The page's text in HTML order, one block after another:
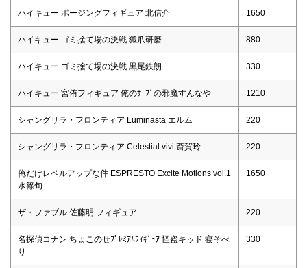
ハイキュー ポージングフィギュア 北信介 1650
ハイキュー ゴミ捨て場の決戦 狐爪研磨 880
ハイキュー ゴミ捨て場の決戦 黒尾鉄朗 330
ハイキュー 宮侑フィギュア 俺のｻｰﾌﾞの邪魔すんなや 1210
シャングリラ・フロンティア Luminasta エルム 220
シャングリラ・フロンティア Celestial vivi 斎賀玲 220
俺だけレベルアップな件 ESPRESTO Excite Motions vol.1
水篠旬
1650
ザ・ファブル 佐藤明 フィギュア 220
名探偵コナン ちょこのせﾌﾟﾚﾐｱﾑﾌｨｷﾞｭｱ 怪盗キッド 寝そべ
り
330